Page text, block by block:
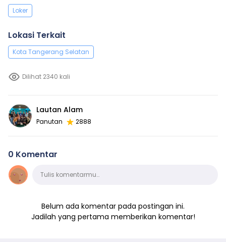
Loker
Lokasi Terkait
Kota Tangerang Selatan
Dilihat 2340 kali
Lautan Alam
Panutan 2888
0 Komentar
KomentarTulis komentarmu…
Belum ada komentar pada postingan ini.
Jadilah yang pertama memberikan komentar!